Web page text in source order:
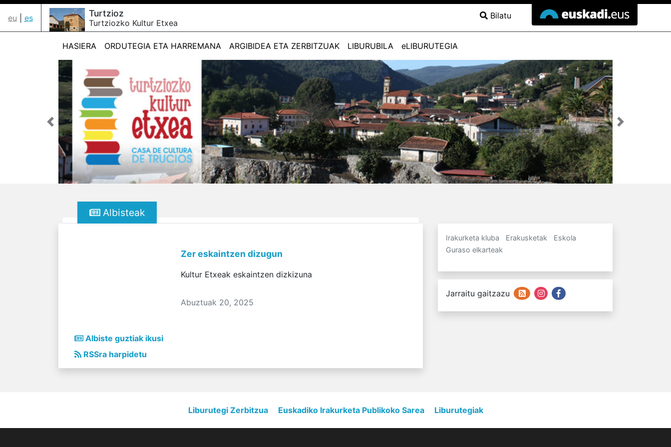
eu es Turtzioz
Turtziozko Kultur Etxea
Bilatu
HASIERA ORDUTEGIA ETA HARREMANA ARGIBIDEA ETA ZERBITZUAK LIBURUBILA eLIBURUTEGIA
Aurrekoa Hurrengoa
Albisteak
Zer eskaintzen dizugun
Kultur Etxeak eskaintzen dizkizuna
Abuztuak 20, 2025
Albiste guztiak ikusi
RSSra harpidetu
Irakurketa kluba Erakusketak
Eskola
Guraso elkarteak
Jarraitu gaitzazu
Liburutegi Zerbitzua Euskadiko Irakurketa Publikoko Sarea Liburutegiak